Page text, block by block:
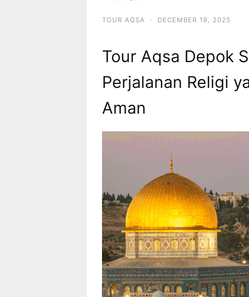
TOUR AQSA · DECEMBER 19, 2025
Tour Aqsa Depok
Perjalanan Religi
Aman